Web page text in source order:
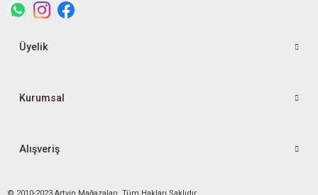
Üyelik
Kurumsal
Alışveriş
© 2010-2023 Artvin Mağazaları. Tüm Hakları Saklıdır.